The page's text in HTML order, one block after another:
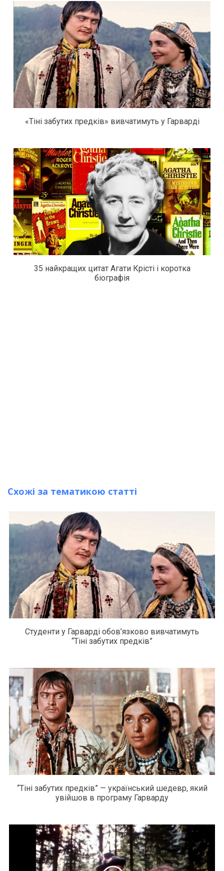
«Тіні забутих предків» вивчатимуть у Гарварді
35 найкращих цитат Агати Крісті і коротка
біографія
Схожі за тематикою статті
Студенти у Гарварді обов’язково вивчатимуть
“Тіні забутих предків”
“Тіні забутих предків” — український шедевр, який
увійшов в програму Гарварду